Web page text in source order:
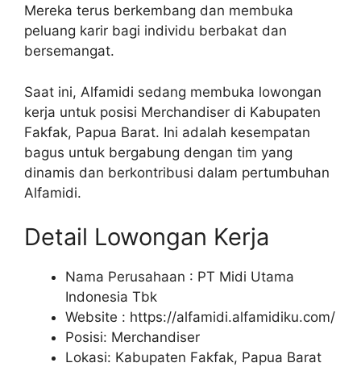
Mereka terus berkembang dan membuka
peluang karir bagi individu berbakat dan
bersemangat.
Saat ini, Alfamidi sedang membuka lowongan
kerja untuk posisi Merchandiser di Kabupaten
Fakfak, Papua Barat. Ini adalah kesempatan
bagus untuk bergabung dengan tim yang
dinamis dan berkontribusi dalam pertumbuhan
Alfamidi.
Detail Lowongan Kerja
Nama Perusahaan : PT Midi Utama
Indonesia Tbk
Website : https://alfamidi.alfamidiku.com/
Posisi: Merchandiser
Lokasi: Kabupaten Fakfak, Papua Barat